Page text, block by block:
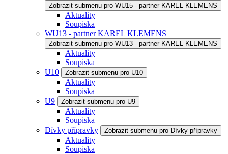
Zobrazit submenu pro WU15 - partner KAREL KLEMENS
Aktuality
Soupiska
WU13 - partner KAREL KLEMENS
Zobrazit submenu pro WU13 - partner KAREL KLEMENS
Aktuality
Soupiska
U10
Zobrazit submenu pro U10
Aktuality
Soupiska
U9
Zobrazit submenu pro U9
Aktuality
Soupiska
Dívky přípravky
Zobrazit submenu pro Dívky přípravky
Aktuality
Soupiska